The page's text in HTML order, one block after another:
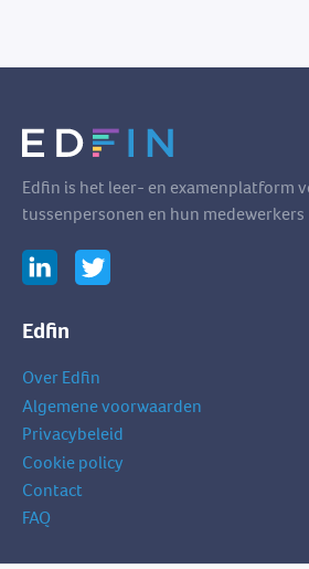
Edfin is het leer- en examenplatform
tussenpersonen en hun medewerkers
Edfin
Over Edfin
Algemene voorwaarden
Privacybeleid
Cookie policy
Contact
FAQ